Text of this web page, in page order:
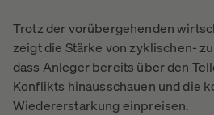
Trotz der vorübergehenden
zeigt die Stärke von zyklischen-
dass Anleger bereits über den
Konflikts hinausschauen und die
Wiedererstarkung einpreisen.